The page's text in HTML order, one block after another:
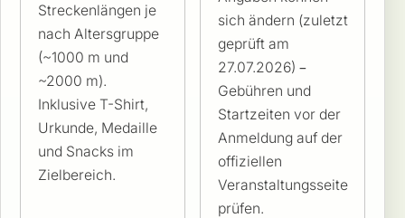
Streckenlängen je
nach Altersgruppe
(~1000 m und
~2000 m).
Inklusive T-Shirt,
Urkunde, Medaille
und Snacks im
Zielbereich.
sich ändern (zuletzt
geprüft am
27.07.2026) –
Gebühren und
Startzeiten vor der
Anmeldung auf der
offiziellen
Veranstaltungsseite
prüfen.